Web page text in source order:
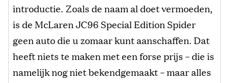
introductie. Zoals de naam al doet vermoeden,
is de McLaren JC96 Special Edition Spider
geen auto die u zomaar kunt aanschaffen. Dat
heeft niets te maken met een forse prijs – die is
namelijk nog niet bekendgemaakt – maar alles